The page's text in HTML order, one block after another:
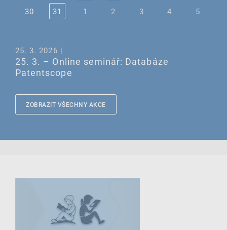
30
31 1 2 3 4 5
25. 3. 2026 |
25. 3. – Online seminář: Databáze
Patentscope
ZOBRAZIT VŠECHNY AKCE